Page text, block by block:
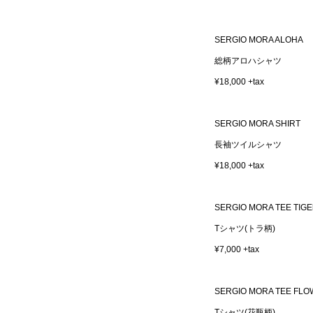
SERGIO MORA ALOHA
総柄アロハシャツ
¥18,000 +tax
SERGIO MORA SHIRT
長袖ツイルシャツ
¥18,000 +tax
SERGIO MORA TEE
Tシャツ(トラ柄)
¥7,000 +tax
SERGIO MORA TEE